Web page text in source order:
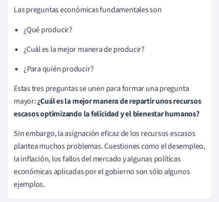
Las preguntas económicas fundamentales son
¿Qué producir?
¿Cuál es la mejor manera de producir?
¿Para quién producir?
Estas tres preguntas se unen para formar una pregunta
mayor:¿Cuál es la mejor manera de repartir unos recursos
escasos optimizando la felicidad y el bienestar humanos?
Sin embargo, la asignación eficaz de los recursos escasos
plantea muchos problemas. Cuestiones como el desempleo,
la inflación, los fallos del mercado y algunas políticas
económicas aplicadas por el gobierno son sólo algunos
ejemplos.